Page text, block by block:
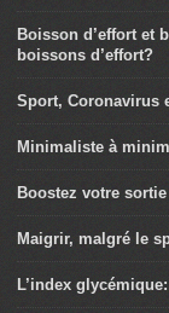
Boisson d’effort et
boissons d’effort?
Sport, Coronavirus
Minimaliste à
Boostez votre
Maigrir, malgré le
L’index